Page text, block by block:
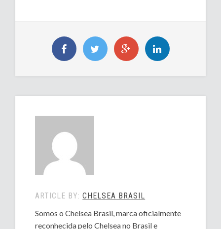
ARTICLE BY:CHELSEA BRASIL
Somos o Chelsea Brasil, marca oficialmente
reconhecida pelo Chelsea no Brasil e